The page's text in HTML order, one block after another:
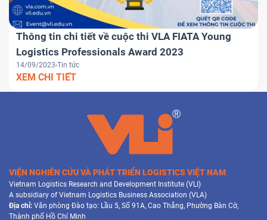
Thông tin chi tiết về cuộc thi VLA FIATA Young
Logistics Professionals Award 2023
14/09/2023 Tin tức
XEM CHI TIẾT
VIỆN NGHIÊN CỨU VÀ PHÁT TRIỂN LOGISTICS VIỆT NAM
Vietnam Logistics Research and Development Institute (VLI)
A subsidiary of Vietnam Logistics Business Association (VLA)
Địa chỉ: Văn phòng Đào tạo: Lầu 5, Số 91A, Cao Thắng, Phường Bàn Cờ,
Thành phố Hồ Chí Minh